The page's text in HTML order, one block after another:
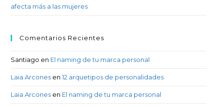
afecta más a las mujeres
Comentarios Recientes
Santiago en El naming de tu marca personal
Laia Arcones en12 arquetipos de personalidades
Laia Arcones en El naming de tu marca personal